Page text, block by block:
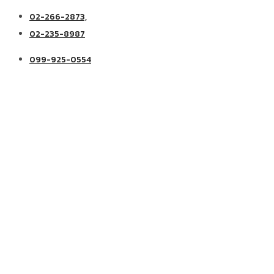
02-266-2873,
02-235-8987
099-925-0554